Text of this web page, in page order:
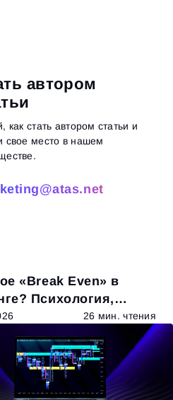
автором
как стать автором статьи и
свое место в нашем
«Break Even» в
Психология,
и 4 проверенных
26 мин. чтения